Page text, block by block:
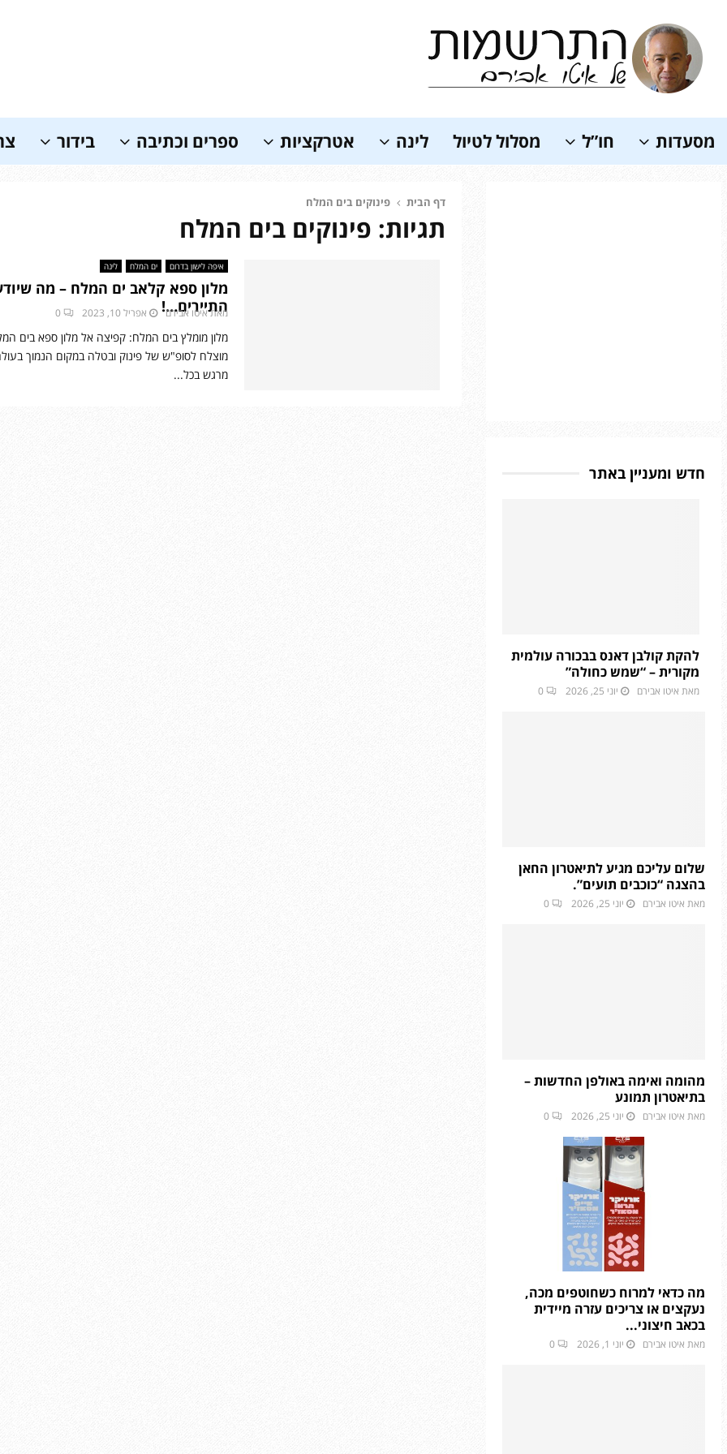
מסעדות חו”ל מסלול לטיול לינה אטרקציות ספרים וכתיבה בידור
דף הבית פינוקים בים המלח
תגיות: פינוקים בים המלח
איפה לישון בדרום ים המלח לינה
מלון ספא קלאב ים המלח – מה
התיירים…!
מאתאיטו אבירם אפריל 10, 2023 0
מלון מומלץ בים המלח: קפיצה אל מלון ספא בים
מוצלח לסופ"ש של פינוק ובטלה במקום הנמוך
מרגש בכל...
חדש ומעניין באתר
להקת קולבן דאנס בבכורה עולמית
מקורית – “שמש כחולה”
מאת איטו אבירם יוני 25, 2026 0
שלום עליכם מגיע לתיאטרון החאן
בהצגה “כוכבים תועים”.
מאת איטו אבירם יוני 25, 2026 0
מהומה ואימה באולפן החדשות –
בתיאטרון תמונע
מאת איטו אבירם יוני 25, 2026 0
מה כדאי למרוח כשחוטפים מכה,
נעקצים או צריכים עזרה מיידית
בכאב חיצוני...
מאת איטו אבירם יוני 1, 2026 0